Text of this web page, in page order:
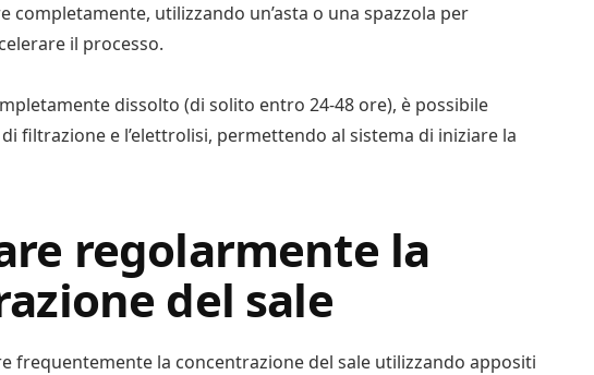
completamente, utilizzando un’asta o una spazzola per
il processo.
dissolto (di solito entro 24-48 ore), è possibile
filtrazione e l’elettrolisi, permettendo al sistema di iniziare la
regolarmente la
del sale
frequentemente la concentrazione del sale utilizzando appositi